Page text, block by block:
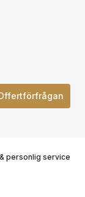
personlig service